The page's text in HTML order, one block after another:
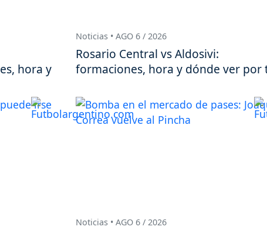
hora y
Noticias • AGO 6 / 2026
Rosario Central vs Aldosivi:
formaciones, hora y dónde ver por
Noticias • AGO 6 / 2026